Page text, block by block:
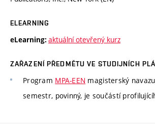
ELEARNING
eLearning: aktuální otevřený kurz
ZAŘAZENÍ PŘEDMĚTU VE STUDIJNÍCH
Program MPA-EEN magisterský
semestr, povinný, je součástí